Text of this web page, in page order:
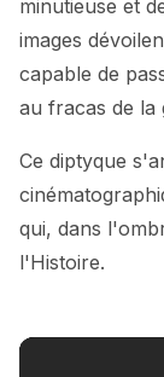
minutieuse et
images
capable de
au fracas de la
Ce diptyque
qui, dans
l'Histoire.